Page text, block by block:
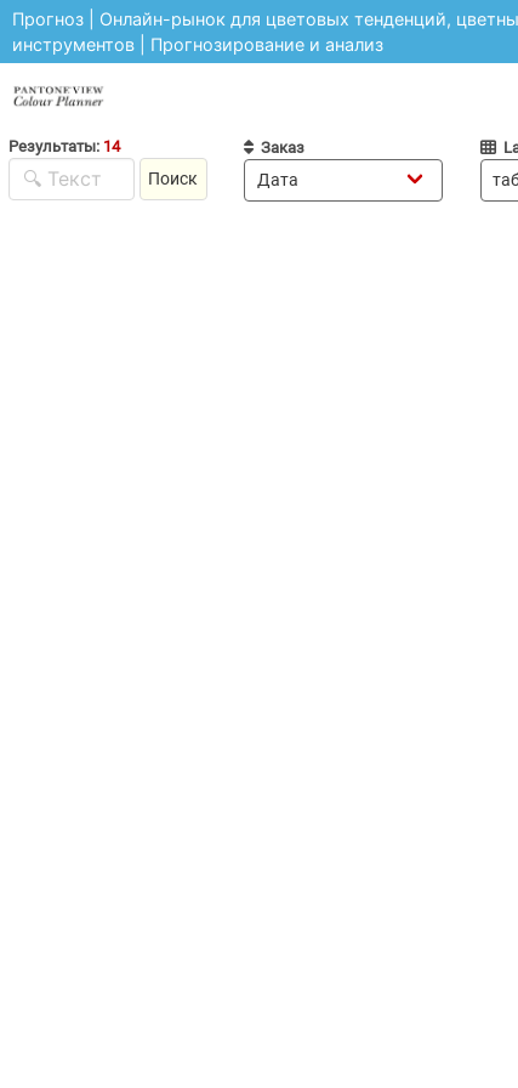
Прогноз | Онлайн-рынок для цветовых тенденций,
инструментов | Прогнозирование и анализ
Результаты: 14
Поиск
Заказ